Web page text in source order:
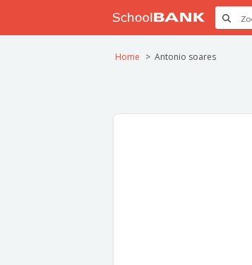
Home Antonio soares